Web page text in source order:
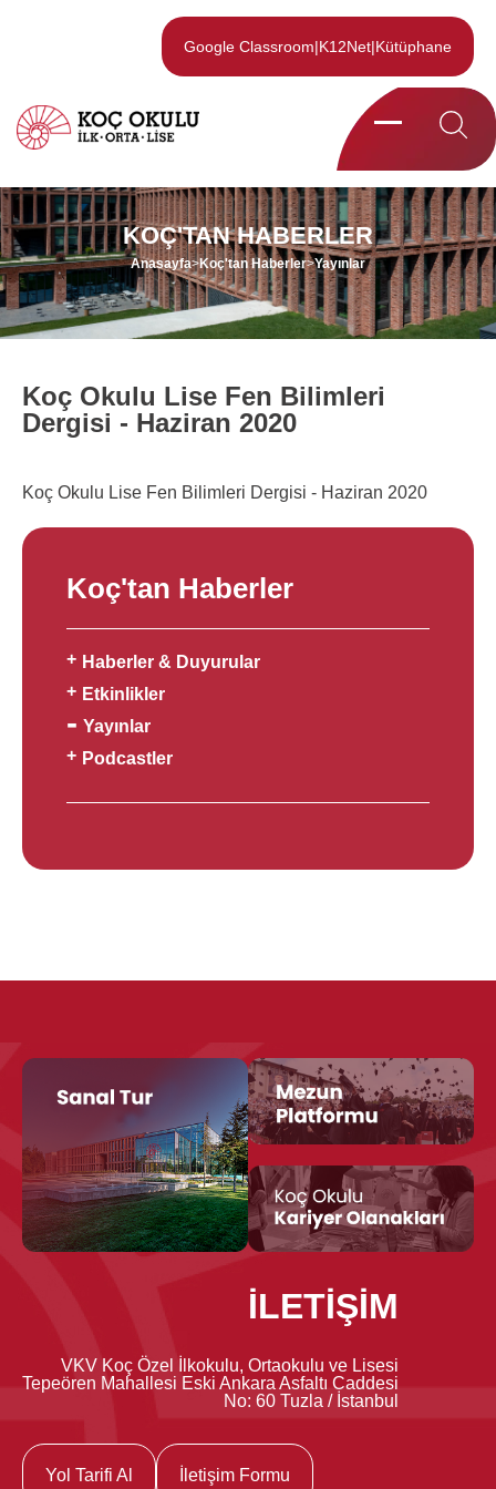
Google Classroom|K12Net|Kütüphane
KOÇ'TAN HABERLER
Anasayfa>Koç'tan Haberler>Yayınlar
Koç Okulu Lise Fen Bilimleri
Dergisi - Haziran 2020
Koç Okulu Lise Fen Bilimleri Dergisi - Haziran 2020
Koç'tan Haberler
Haberler & Duyurular
Etkinlikler
Yayınlar
Podcastler
İLETİŞİM
VKV Koç Özel İlkokulu, Ortaokulu ve Lisesi
Tepeören Mahallesi Eski Ankara Asfaltı Caddesi
No: 60 Tuzla / İstanbul
Yol Tarifi Al İletişim Formu